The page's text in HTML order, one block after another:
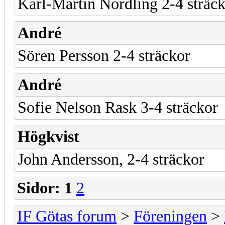
Karl-Martin Nordling 2-4
André
Sören Persson 2-4 sträckor
André
Sofie Nelson Rask 3-4 sträckor
Högkvist
John Andersson, 2-4 sträckor
Sidor: 1 2
IF Götas forum > Föreningen >